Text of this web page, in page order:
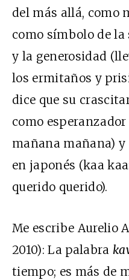
del más allá, como
como símbolo de
y la generosidad
los ermitaños y
dice que su
como
mañana mañana)
en japonés (kaa
querido querido).
Me escribe Aurelio
2010): La palabra
tiempo; es más de